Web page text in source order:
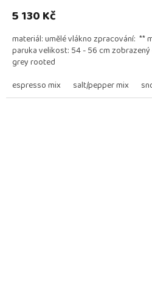
je
z
5
hvězdiček.
5 130 Kč
materiál: umělé vlákno zpracování: **
paruka velikost: 54 - 56 cm
grey rooted
espresso mix
salt/pepper mix